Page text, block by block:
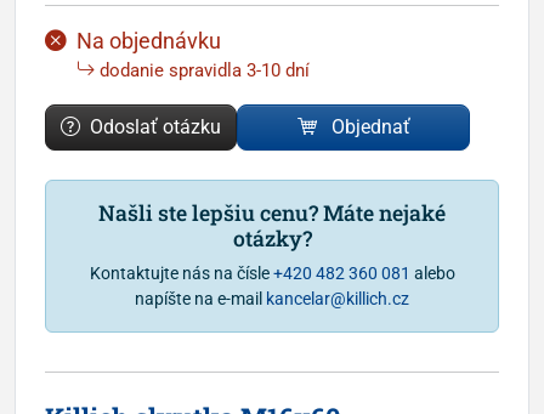
Na objednávku
dodanie spravidla 3-10 dní
Odoslať otázku Objednať
Našli ste lepšiu cenu? Máte nejaké
otázky?
Kontaktujte nás na čísle+420 482 360 081 alebo
napíšte na e-mail kancelar@killich.cz